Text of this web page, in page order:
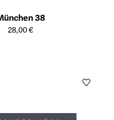
38
des Produkts
28,00 €